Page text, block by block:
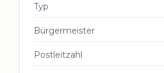
Typ
Bürgermeister
Postleitzahl